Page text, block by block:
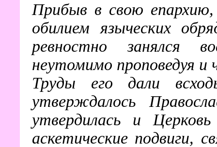
Прибыв в свою
обилием языческих
ревностно занялся
неутомимо проповедуя и
Труды его дали
утверждалось
утвердилась и
аскетические подвиги,